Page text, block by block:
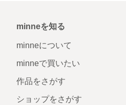
minneを知る
minneについて
minneで買いたい
作品をさがす
ショップをさがす